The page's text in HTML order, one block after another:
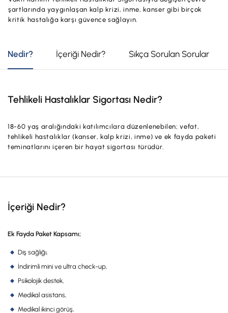
Hesaplar
Finansmanlar
Kartlar
Kampanyalar
Yatırım
POS Ürünleri
Dış Ticaret
Sektörel Paketler
İş Birliklerimiz
Kampanyalar
Ürün ve Hizmet Ücretleri
şartlarında yaygınlaşan kalp krizi, inme, kanser gibi birçok
kritik hastalığa karşı güvence sağlayın.
Nedir? İçeriği Nedir? Sıkça Sorulan Sorular
Tehlikeli Hastalıklar Sigortası Nedir?
18-60 yaş aralığındaki katılımcılara düzenlenebilen; vefat,
tehlikeli hastalıklar (kanser, kalp krizi, inme) ve ek fayda paketi
teminatlarını içeren bir hayat sigortası türüdür.
İçeriği Nedir?
Ek Fayda Paket Kapsamı;
Diş sağlığı,
İndirimli mini ve ultra check-up,
Psikolojik destek,
Medikal asistans,
Medikal ikinci görüş,